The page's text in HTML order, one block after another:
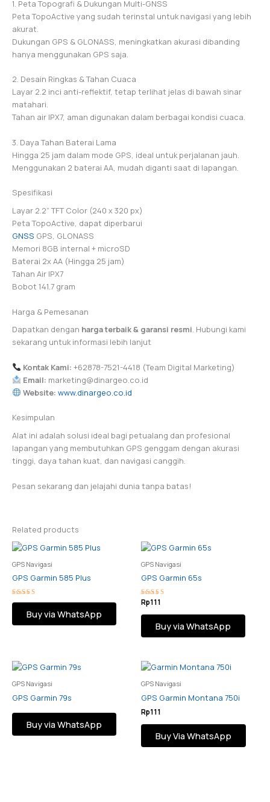
1. Peta Topografi & Dukungan Multi-GNSS
Peta TopoActive yang sudah terinstal untuk navigasi yang lebih
akurat.
Dukungan GPS & GLONASS, meningkatkan akurasi dibanding
hanya menggunakan GPS saja.
2. Desain Ringkas & Tahan Cuaca
Layar 2.2 inci anti-reflektif, tetap terlihat jelas di bawah sinar
matahari.
Tahan air IPX7, aman digunakan dalam berbagai kondisi cuaca.
3. Daya Tahan Baterai Lama
Hingga 25 jam dalam mode GPS, ideal untuk perjalanan jauh.
Menggunakan 2 baterai AA, mudah diganti saat di lapangan.
Spesifikasi
Layar 2.2” TFT Color (240 x 320 px)
Peta TopoActive, dapat diperbarui
GNSS GPS, GLONASS
Memori 8GB internal + microSD
Baterai 2x AA (Hingga 25 jam)
Tahan Air IPX7
Bobot 141.7 gram
Harga & Pemesanan
Dapatkan dengan harga terbaik & garansi resmi. Hubungi kami
sekarang untuk informasi lebih lanjut
Kontak Kami: +62878-7521-4418 (Team Digital Marketing)
Email: marketing@dinargeo.co.id
Website: www.dinargeo.co.id
Kesimpulan
Alat ini adalah solusi ideal bagi petualang dan profesional
lapangan yang membutuhkan GPS genggam dengan akurasi
tinggi, daya tahan kuat, dan navigasi canggih.
Pesan sekarang dan jelajahi dunia tanpa batas!
Related products
GPS Navigasi
GPS Garmin 585 Plus
Rated
out of 5
Buy via WhatsApp
GPS Navigasi
GPS Garmin 65s
Rated
5.00
out of 5
Rp111
Buy via WhatsApp
GPS Navigasi
GPS Garmin 79s
Buy via WhatsApp
GPS Navigasi
GPS Garmin Montana 750i
Rp111
Buy Via WhatsApp